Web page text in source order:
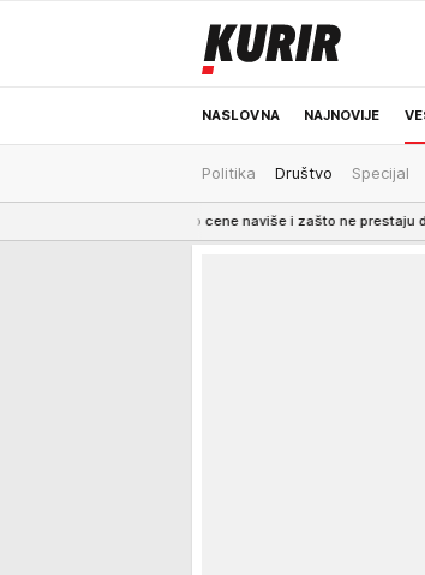
NASLOVNA NAJNOVIJE
ODRŽIVA BUDUĆNOST
Politika Društvo Specijal
je poguralo cene naviše i zašto ne prestaju da rastu 9:12